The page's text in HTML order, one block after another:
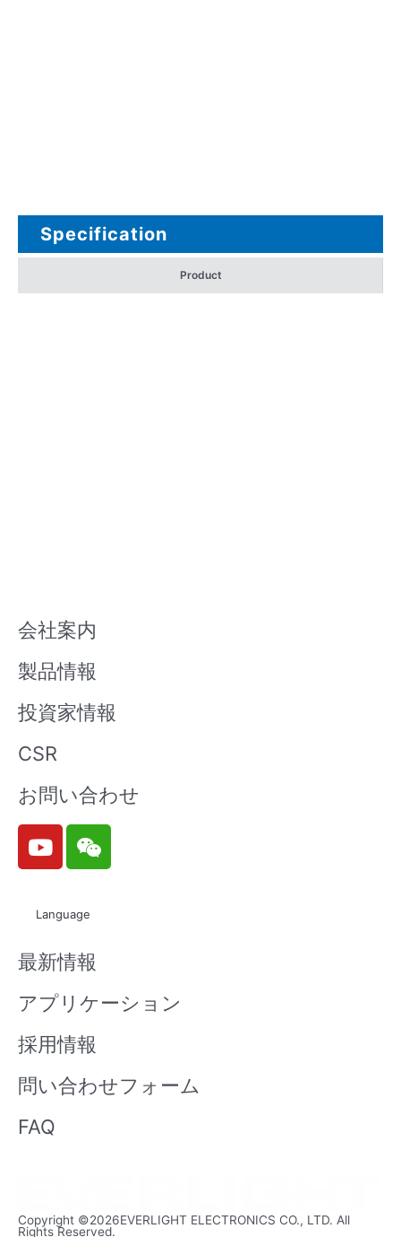
Specification
Product
会社案内
製品情報
投資家情報
CSR
お問い合わせ
Y
o
u
b
e
W
e
i
n
Language
最新情報
アプリケーション
採用情報
問い合わせフォーム
FAQ
Copyright ©2026EVERLIGHT ELECTRONICS CO., LTD. All
Rights Reserved.